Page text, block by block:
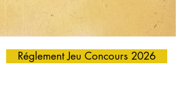
Réglement Jeu Concours 2026